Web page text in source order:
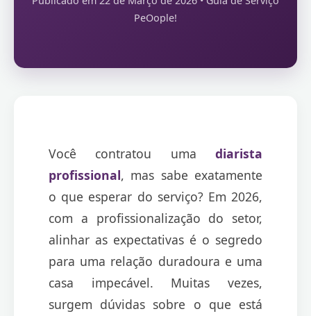
PeOople!
Você contratou uma diarista
profissional, mas sabe exatamente
o que esperar do serviço? Em 2026,
com a profissionalização do setor,
alinhar as expectativas é o segredo
para uma relação duradoura e uma
casa impecável. Muitas vezes,
surgem dúvidas sobre o que está